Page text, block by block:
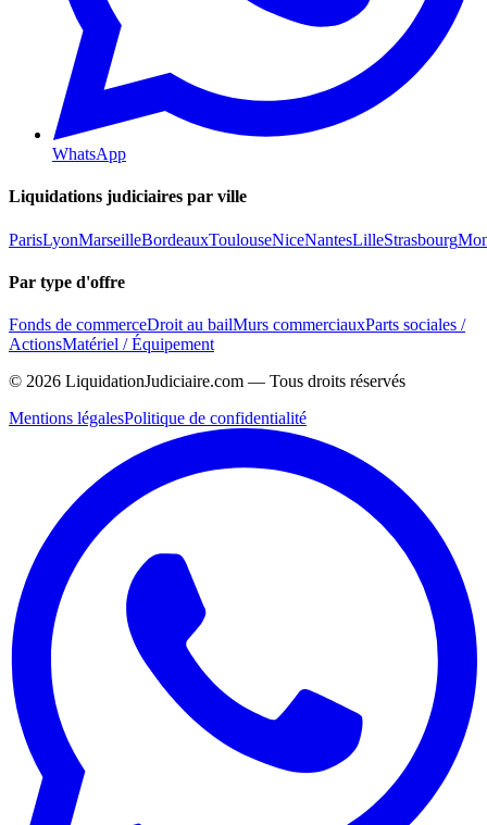
WhatsApp
Liquidations judiciaires par ville
ParisLyonMarseilleBordeauxToulouseNiceNantesLilleStrasbourg
Par type d'offre
Fonds de commerceDroit au bailMurs commerciauxParts sociales /
ActionsMatériel / Équipement
© 2026 LiquidationJudiciaire.com — Tous droits réservés
Mentions légalesPolitique de confidentialité